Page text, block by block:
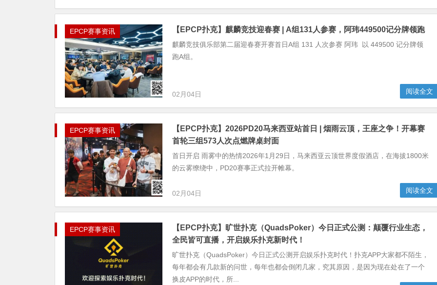
EPCP赛事资讯 【EPCP扑克】麒麟竞技迎春赛 | A组131人参赛，阿玮449500记分牌领跑
麒麟竞技俱乐部第二届迎春赛开赛首日A组 131 人次参赛 阿玮 以 449500 记分牌领
跑A组。
02月04日 阅读全文
EPCP赛事资讯
【EPCP扑克】2026PD20马来西亚站首日 | 烟雨云顶，王座之争！开幕赛
首轮三组573人次点燃牌桌封面
首日开启 雨雾中的热情2026年1月29日，马来西亚云顶世界度假酒店，在海拔1800米
的云雾缭绕中，PD20赛事正式拉开帷幕。
02月04日 阅读全文
EPCP赛事资讯
【EPCP扑克】旷世扑克（QuadsPoker）今日正式公测：颠覆行业生态，
全民皆可直播，开启娱乐扑克新时代！
旷世扑克（QuadsPoker）今日正式公测开启娱乐扑克时代！扑克APP大家都不陌生，
每年都会有几款新的问世，每年也都会倒闭几家，究其原因，是因为现在处在了一个
换皮APP的时代，所...